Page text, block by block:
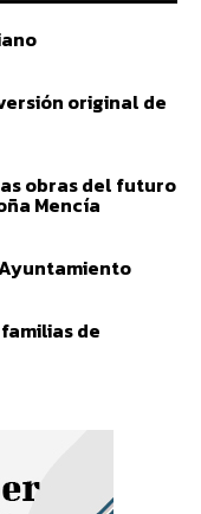
original de
obras del futuro
Mencía
de